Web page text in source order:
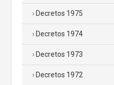
Decretos 1975
Decretos 1974
Decretos 1973
Decretos 1972